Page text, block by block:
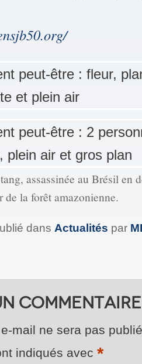
assassinée au Brésil en
la forêt amazonienne.
dans Actualités par
commentaire
mail ne sera pas
indiqués avec *